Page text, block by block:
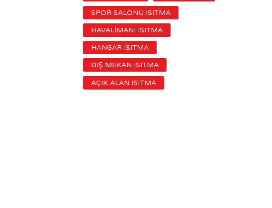
SPOR SALONU ISITMA
HAVALİMANI ISITMA
HANGAR ISITMA
DIŞ MEKAN ISITMA
AÇIK ALAN ISITMA